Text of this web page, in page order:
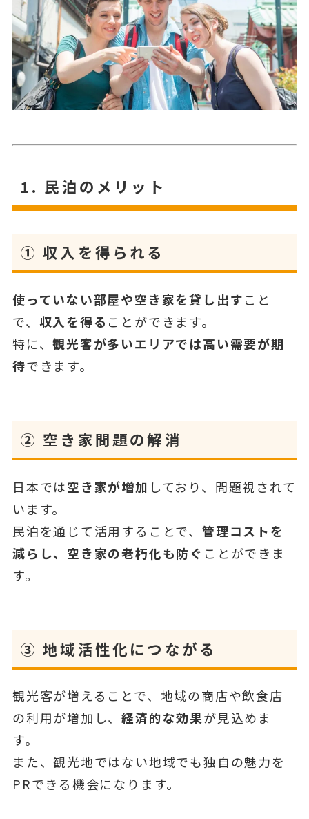
1. 民泊のメリット
①収入を得られる
使っていない部屋や空き家を貸し出すこと
で、 収入を得る ことができます。
特に、観光客が多いエリアでは高い需要が期
待できます。
② 空き家問題の解消
日本では空き家が増加 しており、問題視されて
います。
民泊を通じて活用することで、管理コストを
減らし、空き家の老朽化も防ぐ ことができま
す。
③地域活性化につながる
観光客が増えることで、地域の商店や飲食店
の利用が増加し、経済的な効果が見込めま
す。
また、観光地ではない地域でも独自の魅力を
PRできる機会になります。